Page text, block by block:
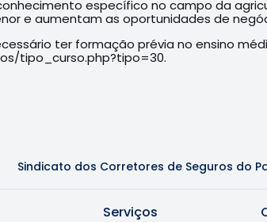
específico no campo da
e aumentam as oportunidades de
ter formação prévia no ensino
tipo_curso.php?tipo=30.
Sindicato dos Corretores de Seguros do
Serviços